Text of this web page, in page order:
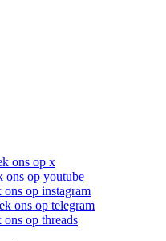
ons op x
ons op youtube
ons op instagram
ons op telegram
ons op threads